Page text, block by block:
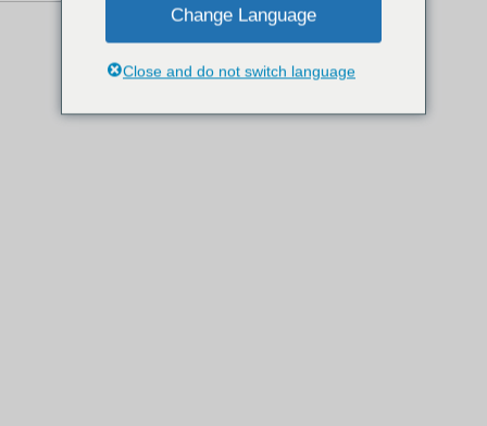
Change Language
Close and do not switch language